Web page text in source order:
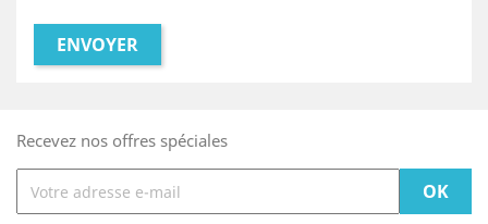
Recevez nos offres spéciales